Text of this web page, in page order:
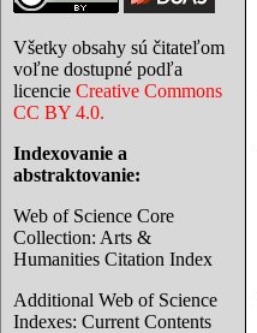
Všetky obsahy sú čitateľom
voľne dostupné podľa
licencie Creative Commons
CC BY 4.0.
Indexovanie a
abstraktovanie:
Web of Science Core
Collection: Arts &
Humanities Citation Index
Additional Web of Science
Indexes: Current Contents